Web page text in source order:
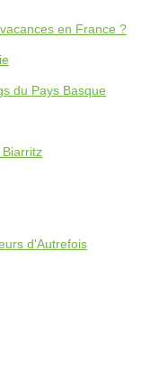
en France ?
du Pays Basque
d'Autrefois